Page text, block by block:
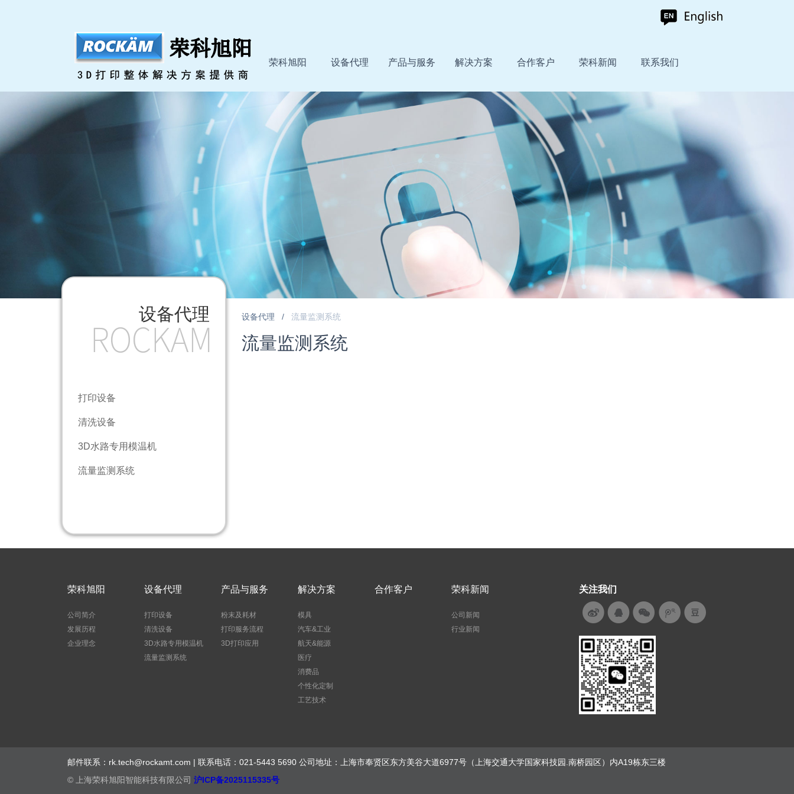
荣科旭阳 设备代理 产品与服务 解决方案 合作客户 荣科新闻 联系我们
设备代理
打印设备
清洗设备
3D水路专用模温机
流量监测系统
设备代理 / 流量监测系统
流量监测系统
荣科旭阳
公司简介
发展历程
企业理念
设备代理
打印设备
清洗设备
3D水路专用模温机
流量监测系统
产品与服务
粉末及耗材
打印服务流程
3D打印应用
解决方案
模具
汽车&工业
航天&能源
医疗
消费品
个性化定制
工艺技术
合作客户 荣科新闻
公司新闻
行业新闻
关注我们
邮件联系：rk.tech@rockamt.com | 联系电话：021-5443 5690 公司地址：上海市奉贤区东方美谷大道6977号（上海交通大学国家科技园.南桥园区）内A19栋东三楼
© 上海荣科旭阳智能科技有限公司 沪ICP备2025115335号